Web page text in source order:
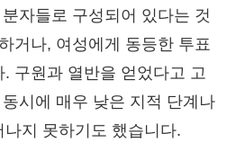
자들로 구성되어 있다는 것
거나, 여성에게 동등한 투표
구원과 열반을 얻었다고 고
시에 매우 낮은 지적 단계나
지 못하기도 했습니다.